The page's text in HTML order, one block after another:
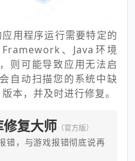
用程序运行需要特定的
、Java环境
则可能导致应用无法启
会自动扫描您的系统中缺
本，并及时进行修复。
复大师 （官方版）
错，与游戏报错彻底说再